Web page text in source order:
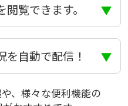
覧できます。
を自動で配信！
、様々な便利機能の